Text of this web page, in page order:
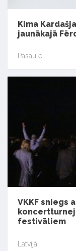
Kima
jaunākajā
Pasaulē
VKKF sniegs
festivāliem
Latvijā